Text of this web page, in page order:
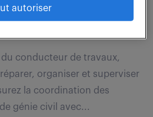
CDI
conducteur de travaux,
organiser et superviser
la coordination des
génie civil avec...
autoriser